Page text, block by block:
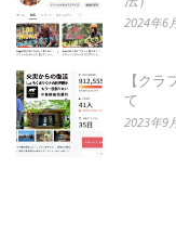
2024年6
【ク
て
2023年9